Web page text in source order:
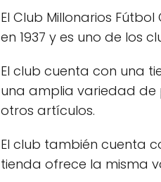
El Club Millonarios
en 1937 y es uno de los
El club cuenta con una
una amplia variedad de
otros artículos.
El club también cuenta
tienda ofrece la misma